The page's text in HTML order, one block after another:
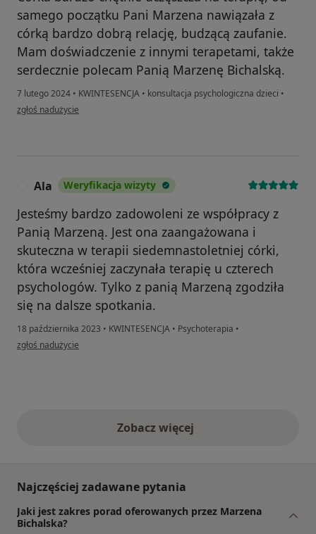
samego początku Pani Marzena nawiązała z
córką bardzo dobrą relację, budzącą zaufanie.
Mam doświadczenie z innymi terapetami, także
serdecznie polecam Panią Marzenę Bichalską.
7 lutego 2024 • KWINTESENCJA • konsultacja psychologiczna dzieci •
w opinii użytkownika Agnieszka
zgłoś nadużycie
Ala Weryfikacja wizyty
Jesteśmy bardzo zadowoleni ze współpracy z
Panią Marzeną. Jest ona zaangażowana i
skuteczna w terapii siedemnastoletniej córki,
która wcześniej zaczynała terapię u czterech
psychologów. Tylko z panią Marzeną zgodziła
się na dalsze spotkania.
18 października 2023 • KWINTESENCJA • Psychoterapia •
w opinii użytkownika Ala
zgłoś nadużycie
Zobacz więcejopinie powyżej
Najczęściej zadawane pytania
Jaki jest zakres porad oferowanych przez Marzena
Bichalska?